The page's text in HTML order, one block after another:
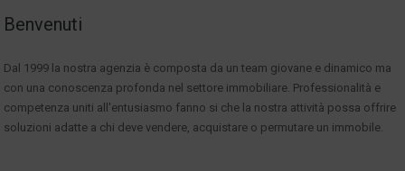
Benvenuti
Dal 1999 la nostra agenzia è composta da un team giovane e dinamico ma
con una conoscenza profonda nel settore immobiliare. Professionalità e
competenza uniti all'entusiasmo fanno si che la nostra attività possa offrire
soluzioni adatte a chi deve vendere, acquistare o permutare un immobile.